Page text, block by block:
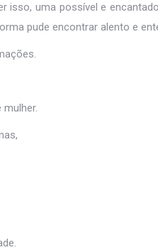
isso, uma possível e
pude encontrar alento e